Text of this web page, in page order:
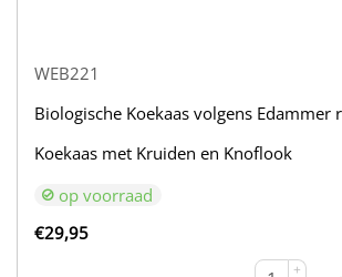
WEB221
Biologische Koekaas volgens Edammer
Koekaas met Kruiden en Knoflook
op voorraad
€29,95
+